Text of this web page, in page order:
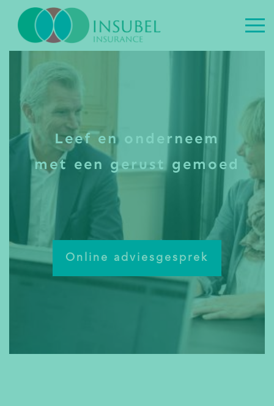
Leef en onderneem
met een gerust gemoed
Online adviesgesprek